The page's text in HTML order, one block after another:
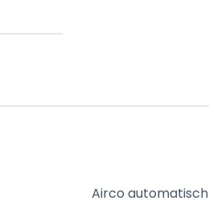
Airco automatisch